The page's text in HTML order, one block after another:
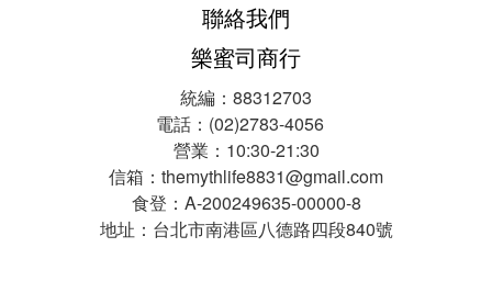
聯絡我們
樂蜜司商行
統編：88312703
電話：(02)2783-4056
營業：10:30-21:30
信箱：themythlife8831@gmail.com
食登：A-200249635-00000-8
地址：台北市南港區八德路四段840號